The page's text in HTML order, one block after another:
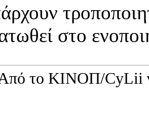
στο
το ΚΙΝOΠ/CyLii